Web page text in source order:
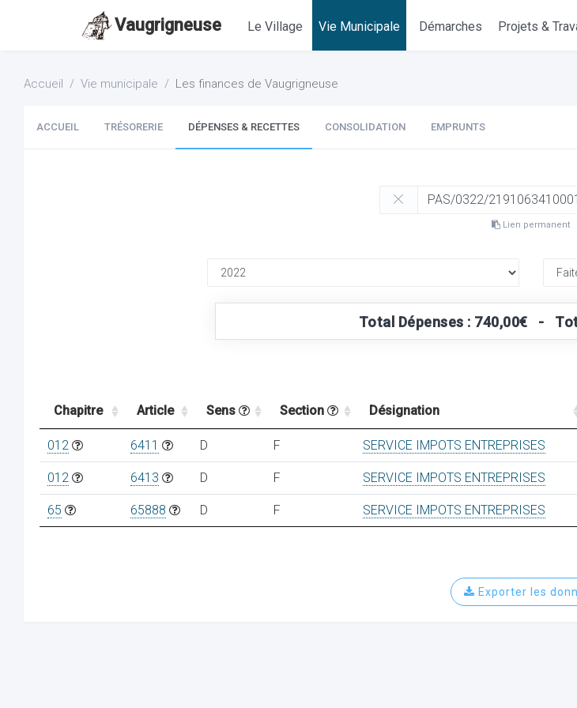
Vaugrigneuse Le Village Vie Municipale Démarches Projets &
Accueil Vie municipale Les finances de Vaugrigneuse
ACCUEIL TRÉSORERIE DÉPENSES & RECETTES CONSOLIDATION EMPRUNTS
Lien permanent
Total Dépenses : 740,00€ -
Chapitre Article Sens Section Désignation
012 6411 D F SERVICE IMPOTS ENTREPRISES
012 6413 D F SERVICE IMPOTS ENTREPRISES
65 65888 D F SERVICE IMPOTS ENTREPRISES
Exporter les